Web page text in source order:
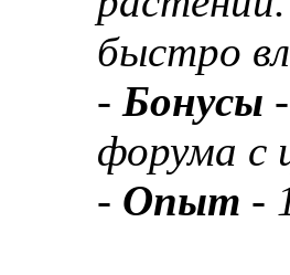
быстро
- Бонусы
форума с
- Опыт -